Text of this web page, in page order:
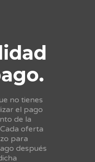
no tienes
el pago
de la
oferta
para
después